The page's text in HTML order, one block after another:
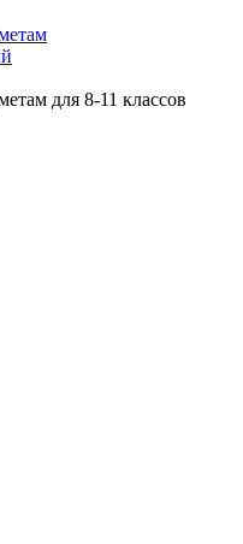
для 8-11 классов